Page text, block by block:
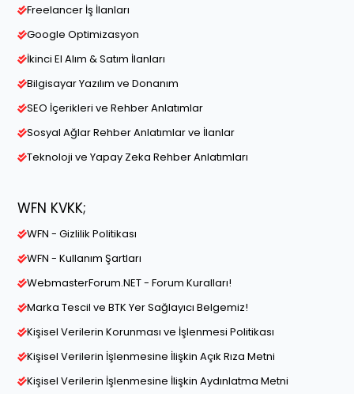
Freelancer İş İlanları
Google Optimizasyon
İkinci El Alım & Satım İlanları
Bilgisayar Yazılım ve Donanım
SEO İçerikleri ve Rehber Anlatımlar
Sosyal Ağlar Rehber Anlatımlar ve İlanlar
Teknoloji ve Yapay Zeka Rehber Anlatımları
WFN KVKK;
WFN - Gizlilik Politikası
WFN - Kullanım Şartları
WebmasterForum.NET - Forum Kuralları!
Marka Tescil ve BTK Yer Sağlayıcı Belgemiz!
Kişisel Verilerin Korunması ve İşlenmesi Politikası
Kişisel Verilerin İşlenmesine İlişkin Açık Rıza Metni
Kişisel Verilerin İşlenmesine İlişkin Aydınlatma Metni